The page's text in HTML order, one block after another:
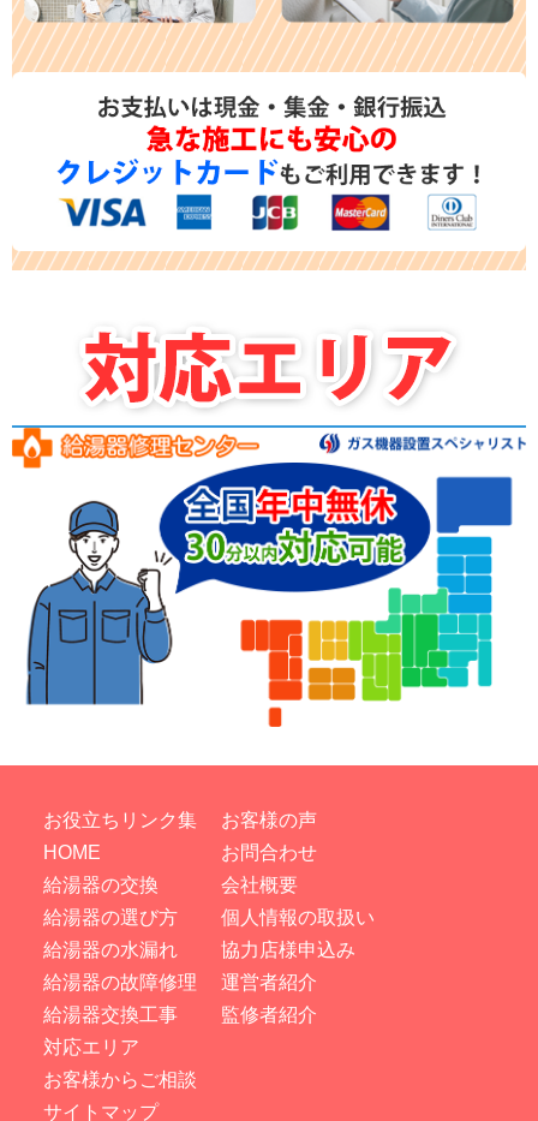
お役立ちリンク集
HOME
給湯器の交換
給湯器の選び方
給湯器の水漏れ
給湯器の故障修理
給湯器交換工事
対応エリア
お客様からご相談
サイトマップ
お客様の声
お問合わせ
会社概要
個人情報の取扱い
協力店様申込み
運営者紹介
監修者紹介